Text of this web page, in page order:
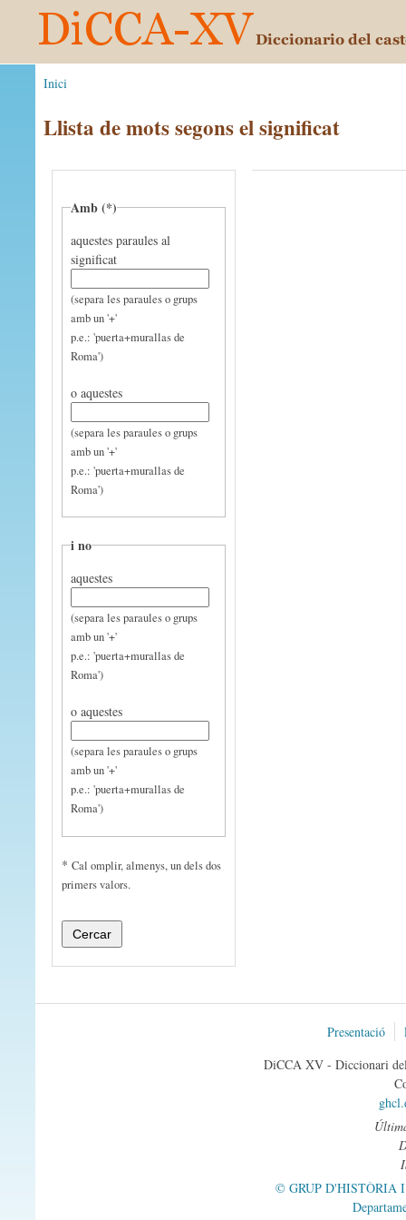
Inici
Llista de mots segons el significat
Amb (*)
aquestes paraules al
significat
(separa les paraules o grups
amb un '+'
p.e.: 'puerta+murallas de
Roma')
o aquestes
(separa les paraules o grups
amb un '+'
p.e.: 'puerta+murallas de
Roma')
i no
aquestes
(separa les paraules o grups
amb un '+'
p.e.: 'puerta+murallas de
Roma')
o aquestes
(separa les paraules o grups
amb un '+'
p.e.: 'puerta+murallas de
Roma')
*Cal omplir, almenys, un dels dos
primers valors.
Presentació
DiCCA XV - Diccionari del
© GRUP D'HISTÒRIA